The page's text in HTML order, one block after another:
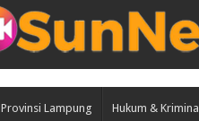
Provinsi Lampung Hukum & Kriminal